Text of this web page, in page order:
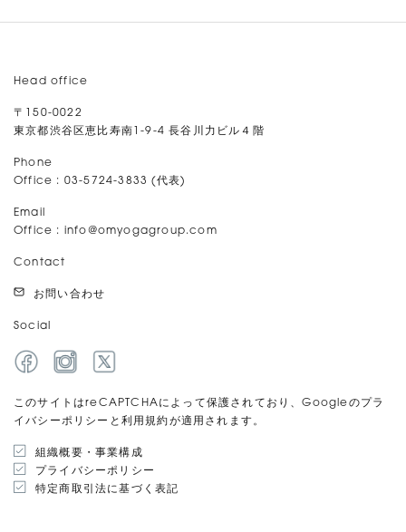
Head office
〒150-0022
東京都渋谷区恵比寿南1-9-4 長谷川力ビル４階
Phone
Office : 03-5724-3833 (代表)
Email
Office : info@omyogagroup.com
Contact
お問い合わせ
Social
このサイトはreCAPTCHAによって保護されており、Googleのプラ
イバシーポリシーと利用規約が適用されます。
組織概要・事業構成
プライバシーポリシー
特定商取引法に基づく表記